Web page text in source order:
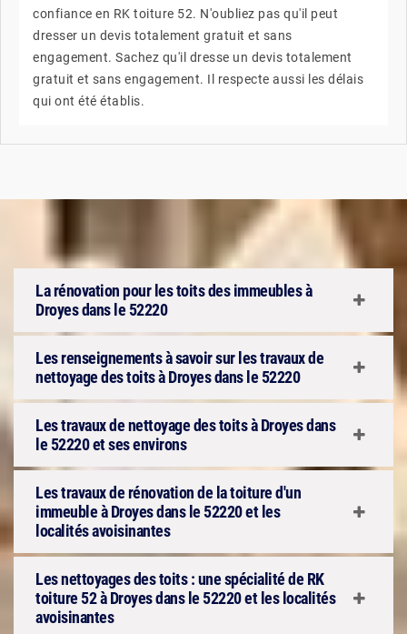
confiance en RK toiture 52. N'oubliez pas qu'il peut
dresser un devis totalement gratuit et sans
engagement. Sachez qu'il dresse un devis totalement
gratuit et sans engagement. Il respecte aussi les délais
qui ont été établis.
La rénovation pour les toits des immeubles à
Droyes dans le 52220
Les renseignements à savoir sur les travaux de
nettoyage des toits à Droyes dans le 52220
Les travaux de nettoyage des toits à Droyes dans
le 52220 et ses environs
Les travaux de rénovation de la toiture d'un
immeuble à Droyes dans le 52220 et les
localités avoisinantes
Les nettoyages des toits : une spécialité de RK
toiture 52 à Droyes dans le 52220 et les localités
avoisinantes